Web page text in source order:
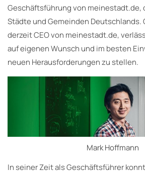
Geschäftsführung von meinestadt.de,
Städte und Gemeinden Deutschlands.
derzeit CEO von meinestadt.de,
auf eigenen Wunsch und im besten
neuen Herausforderungen zu stellen.
Mark Hoffmann
In seiner Zeit als Geschäftsführer